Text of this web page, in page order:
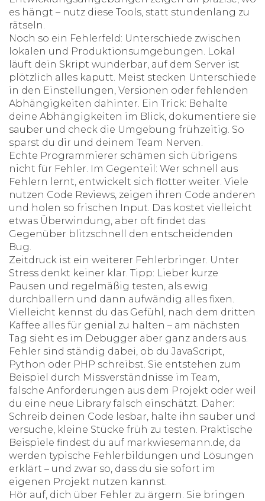
es hängt – nutz diese Tools, statt stundenlang zu
rätseln.
Noch so ein Fehlerfeld: Unterschiede zwischen
lokalen und Produktionsumgebungen. Lokal
läuft dein Skript wunderbar, auf dem Server ist
plötzlich alles kaputt. Meist stecken Unterschiede
in den Einstellungen, Versionen oder fehlenden
Abhängigkeiten dahinter. Ein Trick: Behalte
deine Abhängigkeiten im Blick, dokumentiere sie
sauber und check die Umgebung frühzeitig. So
sparst du dir und deinem Team Nerven.
Echte Programmierer schämen sich übrigens
nicht für Fehler. Im Gegenteil: Wer schnell aus
Fehlern lernt, entwickelt sich flotter weiter. Viele
nutzen Code Reviews, zeigen ihren Code anderen
und holen so frischen Input. Das kostet vielleicht
etwas Überwindung, aber oft findet das
Gegenüber blitzschnell den entscheidenden
Bug.
Zeitdruck ist ein weiterer Fehlerbringer. Unter
Stress denkt keiner klar. Tipp: Lieber kurze
Pausen und regelmäßig testen, als ewig
durchballern und dann aufwändig alles fixen.
Vielleicht kennst du das Gefühl, nach dem dritten
Kaffee alles für genial zu halten – am nächsten
Tag sieht es im Debugger aber ganz anders aus.
Fehler sind ständig dabei, ob du JavaScript,
Python oder PHP schreibst. Sie entstehen zum
Beispiel durch Missverständnisse im Team,
falsche Anforderungen aus dem Projekt oder weil
du eine neue Library falsch einschätzt. Daher:
Schreib deinen Code lesbar, halte ihn sauber und
versuche, kleine Stücke früh zu testen. Praktische
Beispiele findest du auf markwiesemann.de, da
werden typische Fehlerbildungen und Lösungen
erklärt – und zwar so, dass du sie sofort im
eigenen Projekt nutzen kannst.
Hör auf, dich über Fehler zu ärgern. Sie bringen